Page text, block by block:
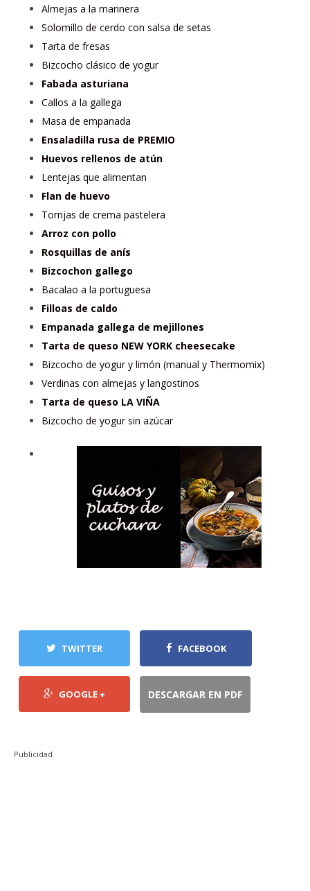
Almejas a la marinera
Solomillo de cerdo con salsa de setas
Tarta de fresas
Bizcocho clásico de yogur
Fabada asturiana
Callos a la gallega
Masa de empanada
Ensaladilla rusa de PREMIO
Huevos rellenos de atún
Lentejas que alimentan
Flan de huevo
Torrijas de crema pastelera
Arroz con pollo
Rosquillas de anís
Bizcochon gallego
Bacalao a la portuguesa
Filloas de caldo
Empanada gallega de mejillones
Tarta de queso NEW YORK cheesecake
Bizcocho de yogur y limón (manual y Thermomix)
Verdinas con almejas y langostinos
Tarta de queso LA VIÑA
Bizcocho de yogur sin azúcar
TWITTER FACEBOOK
GOOGLE + DESCARGAR EN PDF
Publicidad